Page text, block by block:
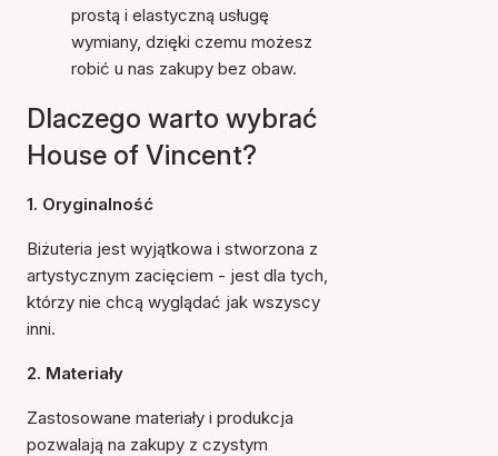
prostą i elastyczną usługę
wymiany, dzięki czemu możesz
robić u nas zakupy bez obaw.
Dlaczego warto wybrać
House of Vincent?
1. Oryginalność
Biżuteria jest wyjątkowa i stworzona z
artystycznym zacięciem - jest dla tych,
którzy nie chcą wyglądać jak wszyscy
inni.
2. Materiały
Zastosowane materiały i produkcja
pozwalają na zakupy z czystym